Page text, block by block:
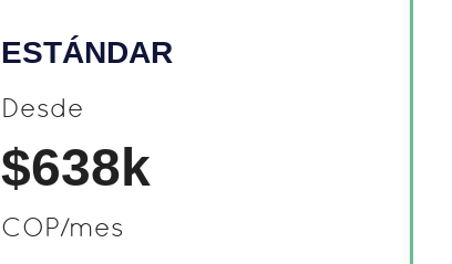
ESTÁNDAR
Desde
$638k
COP/mes